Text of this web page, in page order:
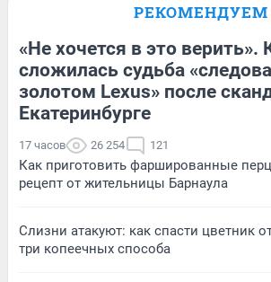
РЕКОМЕНДУЕМ
«Не хочется в это верить».
сложилась судьба
золотом Lexus» после
Екатеринбурге
17 часов 26 254 121
Как приготовить фаршированные
рецепт от жительницы Барнаула
Слизни атакуют: как спасти цветник
три копеечных способа